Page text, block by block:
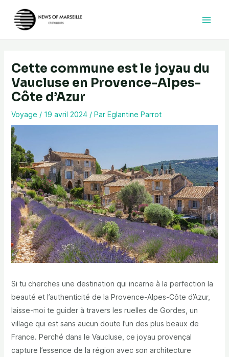
contenu
Cette commune est le joyau du
Vaucluse en Provence-Alpes-
Côte d’Azur
Voyage / 19 avril 2024 / Par Eglantine Parrot
Si tu cherches une destination qui incarne à la perfection la
beauté et l’authenticité de la Provence-Alpes-Côte d’Azur,
laisse-moi te guider à travers les ruelles de Gordes, un
village qui est sans aucun doute l’un des plus beaux de
France. Perché dans le Vaucluse, ce joyau provençal
capture l’essence de la région avec son architecture